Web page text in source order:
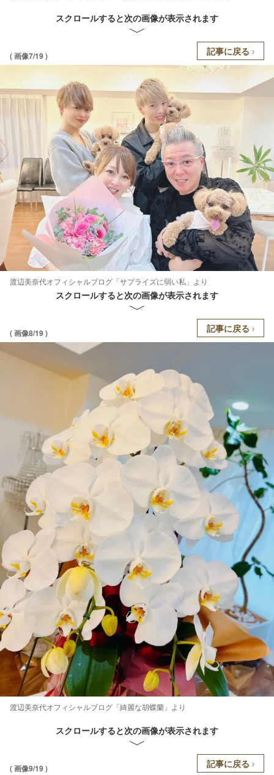
スクロールすると次の画像が表示されます
( 画像7/19 ) 記事に戻る
渡辺美奈代オフィシャルブログ「サプライズに弱い私」より
スクロールすると次の画像が表示されます
( 画像8/19 ) 記事に戻る
渡辺美奈代オフィシャルブログ「綺麗な胡蝶蘭」より
スクロールすると次の画像が表示されます
( 画像9/19 ) 記事に戻る